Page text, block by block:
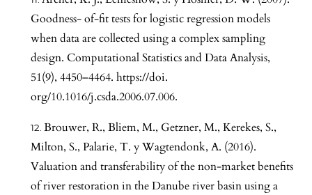
Goodness- of-fit tests for logistic regression models
when data are collected using a complex sampling
design. Computational Statistics and Data Analysis,
51(9), 4450–4464. https://doi.
org/10.1016/j.csda.2006.07.006.
Brouwer, R., Bliem, M., Getzner, M., Kerekes, S.,
Milton, S., Palarie, T. y Wagtendonk, A. (2016).
Valuation and transferability of the non-market benefits
of river restoration in the Danube river basin using a